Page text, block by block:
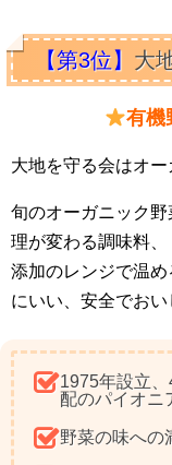
【第3位】 大
有機
大地を守る会はオー
旬のオーガニック
理が変わる調味料
添加のレンジで温
にいい、安全でおい
1975年設立
配のパイオニ
野菜の味への